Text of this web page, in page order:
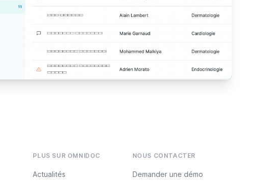
PLUS SUR OMNIDOC
Actualités
NOUS CONTACTER
Demander une démo